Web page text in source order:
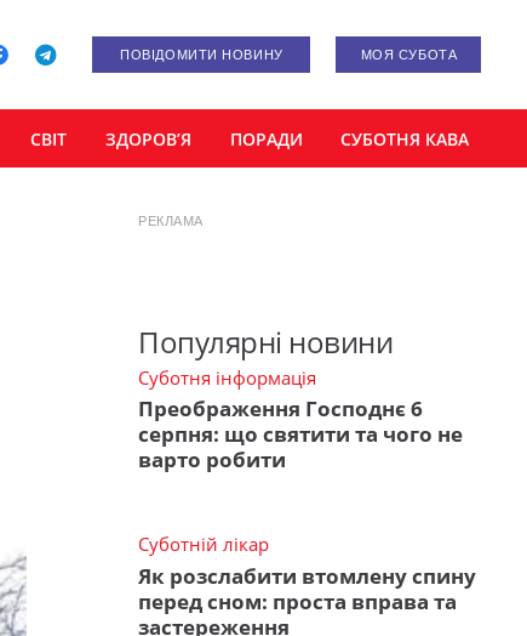
ПОВІДОМИТИ НОВИНУ МОЯ СУБОТА
СВІТ ЗДОРОВ’Я ПОРАДИ СУБОТНЯ КАВА
РЕКЛАМА
Популярні новини
Суботня інформація
Преображення Господнє 6
серпня: що святити та чого не
варто робити
Суботній лікар
Як розслабити втомлену спину
перед сном: проста вправа та
застереження